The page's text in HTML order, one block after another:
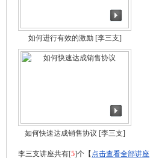
如何进行有效的激励[李三支]
如何快速达成销售协议 [李三支]
李三支讲座共有[5]个【 点击查看全部讲座